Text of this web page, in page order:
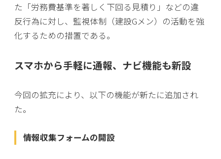
た「労務費基準を著しく下回る見積り」などの違
反行為に対し、監視体制（建設Gメン）の活動を強
化するための措置である。
スマホから手軽に通報、ナビ機能も新設
今回の拡充により、以下の機能が新たに追加され
た。
情報収集フォームの開設